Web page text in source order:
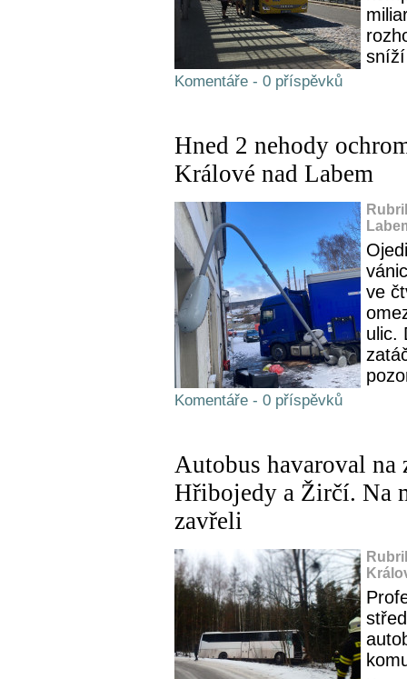
Komentáře - 0 příspěvků
Hned 2 nehody
Králové nad Labem
ve
ulic.
Komentáře - 0 příspěvků
Autobus havaroval
Hřibojedy a Žirčí. Na
zavřeli